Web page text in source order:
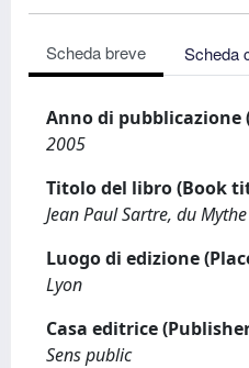
Scheda breve Scheda
Anno di
2005
Titolo del libro (Book
Jean Paul Sartre, du
Luogo di edizione
Lyon
Casa editrice
Sens public